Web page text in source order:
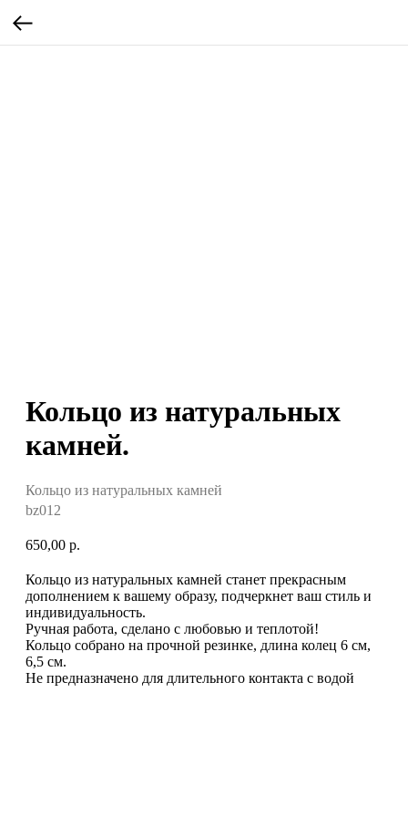
Кольцо из натуральных
камней.
Кольцо из натуральных камней
bz012
650,00 р.
Кольцо из натуральных камней станет прекрасным
дополнением к вашему образу, подчеркнет ваш стиль и
индивидуальность.
Ручная работа, сделано с любовью и теплотой!
Кольцо собрано на прочной резинке, длина колец 6 см,
6,5 см.
Не предназначено для длительного контакта с водой